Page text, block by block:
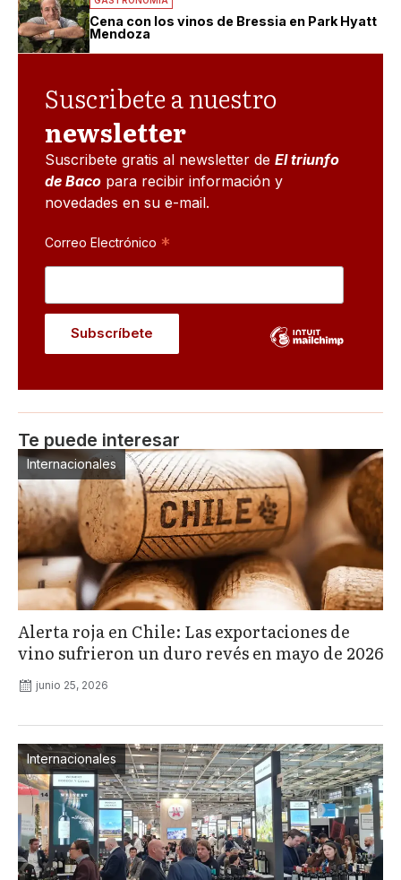
Cena con los vinos de Bressia en Park Hyatt
Mendoza
Suscribete a nuestro
newsletter
Suscribete gratis al newsletter de El triunfo
de Baco para recibir información y
novedades en su e-mail.
Correo Electrónico *
Te puede interesar
Internacionales
Alerta roja en Chile: Las exportaciones de
vino sufrieron un duro revés en mayo de 2026
junio 25, 2026
Internacionales